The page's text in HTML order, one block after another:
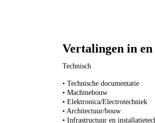
Vertalingen in en
Technisch
• Technische documentatie
• Machinebouw
• Elektronica/Electrotechniek
• Architectuur/bouw
• Infrastructuur en